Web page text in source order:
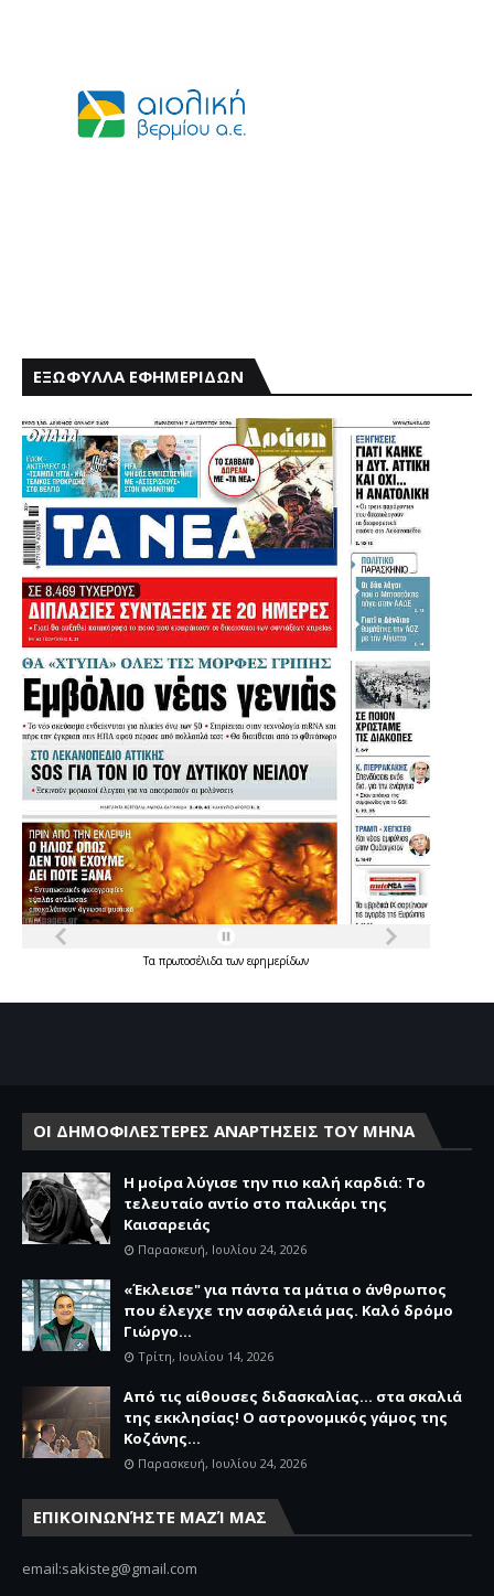
ΕΞΩΦΥΛΛΑ ΕΦΗΜΕΡΙΔΩΝ
Τα πρωτοσέλιδατων εφημερίδων
ΟΙ ΔΗΜΟΦΙΛΕΣΤΕΡΕΣ ΑΝΑΡΤΗΣΕΙΣ ΤΟΥ ΜΗΝΑ
Η μοίρα λύγισε την πιο καλή καρδιά: Το
τελευταίο αντίο στο παλικάρι της
Καισαρειάς
Παρασκευή, Ιουλίου 24, 2026
«Έκλεισε" για πάντα τα μάτια ο άνθρωπος
που έλεγχε την ασφάλειά μας. Καλό δρόμο
Γιώργο...
Τρίτη, Ιουλίου 14, 2026
Από τις αίθουσες διδασκαλίας… στα σκαλιά
της εκκλησίας! Ο αστρονομικός γάμος της
Κοζάνης...
Παρασκευή, Ιουλίου 24, 2026
ΕΠΙΚΟΙΝΩΝΉΣΤΕ ΜΑΖΊ ΜΑΣ
email:sakisteg@gmail.com